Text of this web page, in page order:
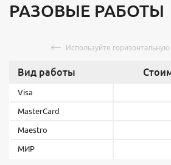
РАЗОВЫЕ РАБОТЫ
Вид работы
Visa
MasterCard
Maestro
МИР